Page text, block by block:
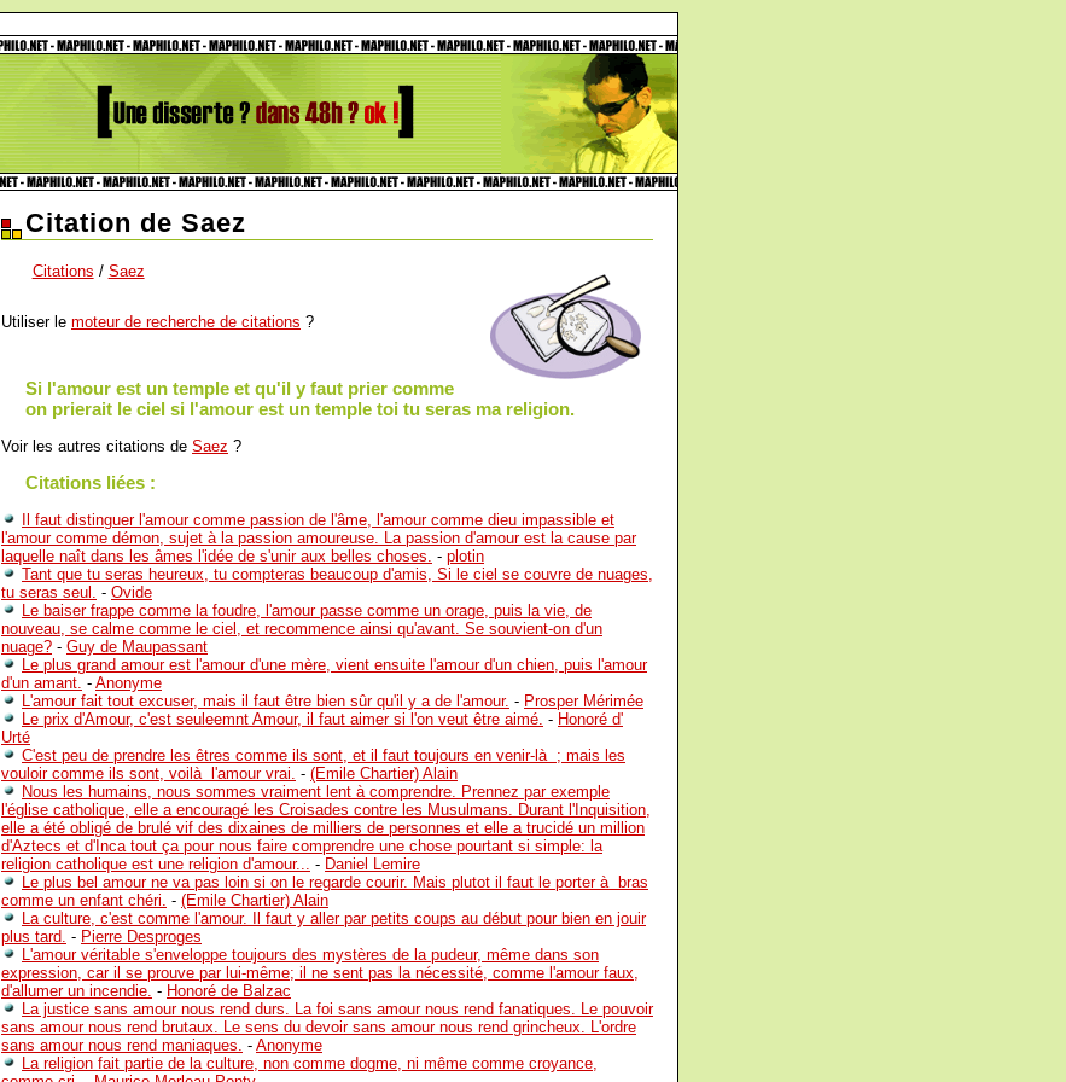
Citation de Saez
Citations / Saez
Utiliser le moteur de recherche de citations ?
Si l'amour est un temple et qu'il y faut prier comme
on prierait le ciel si l'amour est un temple toi tu seras ma religion.
Voir les autres citations de Saez ?
Citations liées :
Il faut distinguer l'amour comme passion de l'âme, l'amour comme dieu impassible et
l'amour comme démon, sujet à la passion amoureuse. La passion d'amour est la cause par
laquelle naît dans les âmes l'idée de s'unir aux belles choses. - plotin
Tant que tu seras heureux, tu compteras beaucoup d'amis, Si le ciel se couvre de nuages,
tu seras seul. - Ovide
Le baiser frappe comme la foudre, l'amour passe comme un orage, puis la vie, de
nouveau, se calme comme le ciel, et recommence ainsi qu'avant. Se souvient-on d'un
nuage? - Guy de Maupassant
Le plus grand amour est l'amour d'une mère, vient ensuite l'amour d'un chien, puis l'amour
d'un amant. - Anonyme
L'amour fait tout excuser, mais il faut être bien sûr qu'il y a de l'amour. - Prosper Mérimée
Le prix d'Amour, c'est seuleemnt Amour, il faut aimer si l'on veut être aimé. - Honoré d'
Urté
C'est peu de prendre les êtres comme ils sont, et il faut toujours en venir-là ; mais les
vouloir comme ils sont, voilà l'amour vrai. - (Emile Chartier) Alain
Nous les humains, nous sommes vraiment lent à comprendre. Prennez par exemple
l'église catholique, elle a encouragé les Croisades contre les Musulmans. Durant l'Inquisition,
elle a été obligé de brulé vif des dixaines de milliers de personnes et elle a trucidé un million
d'Aztecs et d'Inca tout ça pour nous faire comprendre une chose pourtant si simple: la
religion catholique est une religion d'amour... - Daniel Lemire
Le plus bel amour ne va pas loin si on le regarde courir. Mais plutot il faut le porter à bras
comme un enfant chéri. - (Emile Chartier) Alain
La culture, c'est comme l'amour. Il faut y aller par petits coups au début pour bien en jouir
plus tard. - Pierre Desproges
L'amour véritable s'enveloppe toujours des mystères de la pudeur, même dans son
expression, car il se prouve par lui-même; il ne sent pas la nécessité, comme l'amour faux,
d'allumer un incendie. - Honoré de Balzac
La justice sans amour nous rend durs. La foi sans amour nous rend fanatiques. Le pouvoir
sans amour nous rend brutaux. Le sens du devoir sans amour nous rend grincheux. L'ordre
sans amour nous rend maniaques. - Anonyme
La religion fait partie de la culture, non comme dogme, ni même comme croyance,